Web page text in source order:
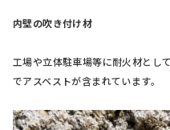
内壁の吹き付け材
工場や立体駐車場等に耐火材とし
でアスベストが含まれています。